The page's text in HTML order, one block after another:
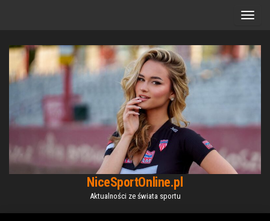
NiceSportOnline.pl
Aktualności ze świata sportu